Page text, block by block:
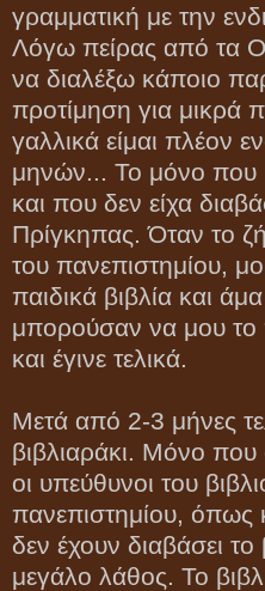
γραμματική με την
Λόγω πείρας από τα
να διαλέξω κάποιο
προτίμηση για μικρά
γαλλικά είμαι πλέον
μηνών... Το μόνο που
και που δεν είχα
Πρίγκηπας. Όταν το
του πανεπιστημίου,
παιδικά βιβλία και
μπορούσαν να μου
και έγινε τελικά.
Μετά από 2-3 μήνες
βιβλιαράκι. Μόνο που
οι υπεύθυνοι του
πανεπιστημίου, όπως
δεν έχουν διαβάσει
μεγάλο λάθος. Το